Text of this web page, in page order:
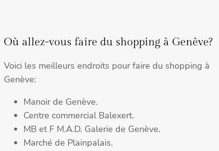
Où allez-vous faire du shopping à Genève?
Voici les meilleurs endroits pour faire du shopping à
Genève:
Manoir de Genève.
Centre commercial Balexert.
MB et F M.A.D. Galerie de Genève.
Marché de Plainpalais.